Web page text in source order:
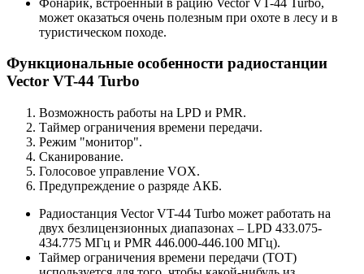
может оказаться очень полезным при охоте в лесу и в
туристическом походе.
Функциональные особенности радиостанции
Vector VT-44 Turbo
Возможность работы на LPD и PMR.
Таймер ограничения времени передачи.
Режим "монитор".
Сканирование.
Голосовое управление VOX.
Предупреждение о разряде АКБ.
Радиостанция Vector VT-44 Turbo может работать на
двух безлицензионных диапазонах – LPD 433.075-
434.775 МГц и PMR 446.000-446.100 МГц).
Таймер ограничения времени передачи (TOT)